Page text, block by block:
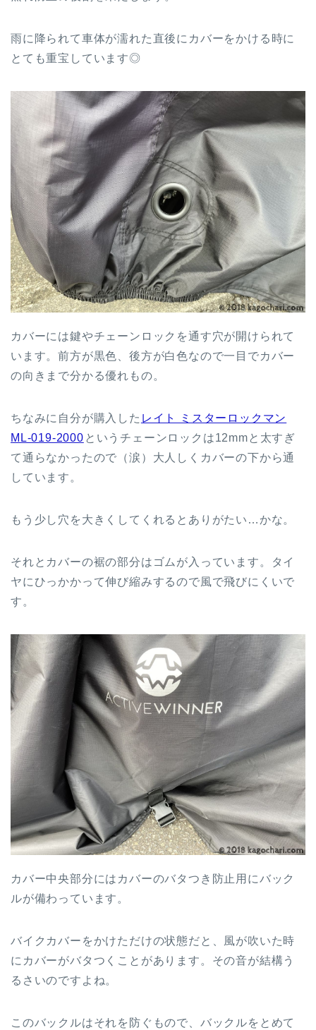
雨に降られて車体が濡れた直後にカバーをかける時に
とても重宝しています◎
カバーには鍵やチェーンロックを通す穴が開けられて
います。前方が黒色、後方が白色なので一目でカバー
の向きまで分かる優れもの。
ちなみに自分が購入した レイト ミスターロックマン
ML-019-2000 というチェーンロックは12mmと太すぎ
て通らなかったので（涙）大人しくカバーの下から通
しています。
もう少し穴を大きくしてくれるとありがたい…かな。
それとカバーの裾の部分はゴムが入っています。タイ
ヤにひっかかって伸び縮みするので風で飛びにくいで
す。
カバー中央部分にはカバーのバタつき防止用にバック
ルが備わっています。
バイクカバーをかけただけの状態だと、風が吹いた時
にカバーがバタつくことがあります。その音が結構う
るさいのですよね。
このバックルはそれを防ぐもので、バックルをとめて